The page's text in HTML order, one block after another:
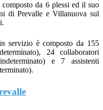
da 6 plessi ed il suo
di Prevalle e Villanuova sul
servizio è composto da 155
24 collaboratori
e 7 assistenti